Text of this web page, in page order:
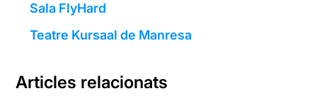
Sala FlyHard
Teatre Kursaal de Manresa
Articles relacionats